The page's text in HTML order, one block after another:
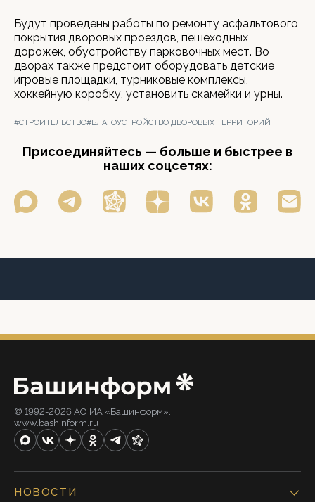
Будут проведены работы по ремонту асфальтового
покрытия дворовых проездов, пешеходных
дорожек, обустройству парковочных мест. Во
дворах также предстоит оборудовать детские
игровые площадки, турниковые комплексы,
хоккейную коробку, установить скамейки и урны.
#СТРОИТЕЛЬСТВО#БЛАГОУСТРОЙСТВО ДВОРОВЫХ ТЕРРИТОРИЙ
Присоединяйтесь — больше и быстрее в
наших соцсетях:
© 1992-2026 АО ИА «Башинформ».
www.bashinform.ru
НОВОСТИ